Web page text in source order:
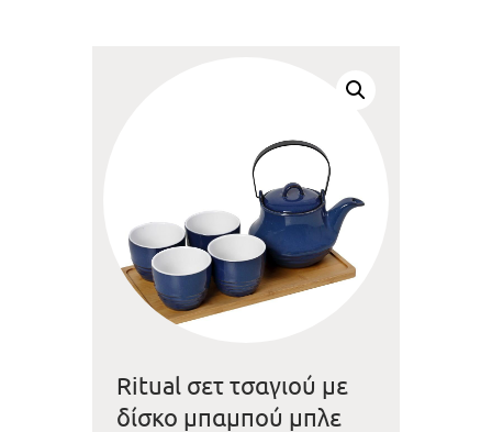
Ritual σετ τσαγιού με
δίσκο μπαμπού μπλε